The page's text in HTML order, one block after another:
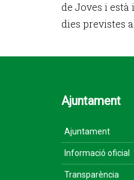
de Joves i està
dies previstes
Ajuntament
Ajuntament
Informació oficial
Transparència